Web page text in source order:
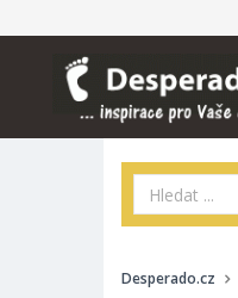
Desperado.cz